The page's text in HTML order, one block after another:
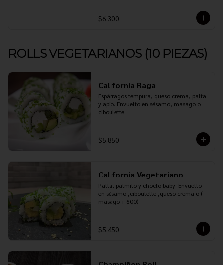
$6.300
ROLLS VEGETARIANOS (10 PIEZAS)
California Raga
Espárragos tempura, queso crema, palta
y apio. Envuelto en sésamo, masago o
ciboulette
$5.850
California Vegetariano
Palta, palmito y choclo baby. Envuelto
en sésamo ,ciboulette ,queso crema o (
masago + 600)
$5.450